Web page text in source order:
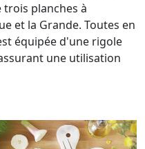
planches à
et la Grande. Toutes en
équipée d'une rigole
une utilisation